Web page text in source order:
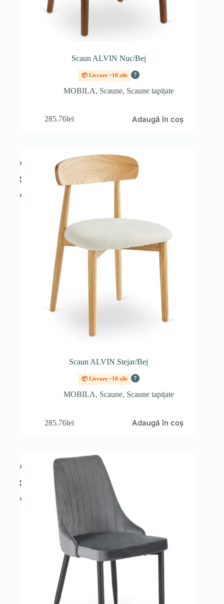
Scaun ALVIN Nuc/Bej
📦 Livrare ~10 zile ?
MOBILA, Scaune, Scaune tapițate
285.76lei Adaugă în coș
Scaun ALVIN Stejar/Bej
📦 Livrare ~10 zile ?
MOBILA, Scaune, Scaune tapițate
285.76lei Adaugă în coș